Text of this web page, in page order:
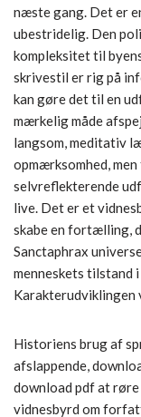
næste gang. Det er
ubestridelig. Den
kompleksitet til
skrivestil er rig på
kan gøre det til en
mærkelig måde
langsom, meditativ
opmærksomhed,
selvreflekterende
live. Det er et
skabe en fortælling,
Sanctaphrax
menneskets tilstand
Karakterudviklingen
Historiens brug af
afslappende,
download pdf at
vidnesbyrd om